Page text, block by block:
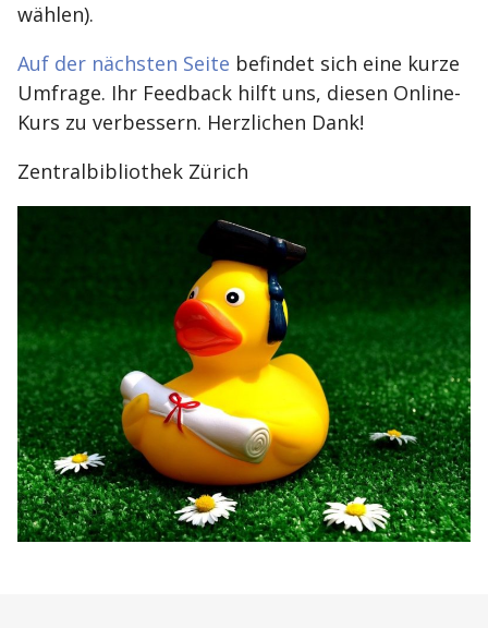
wählen).
Auf der nächsten Seite befindet sich eine kurze
Umfrage. Ihr Feedback hilft uns, diesen Online-
Kurs zu verbessern. Herzlichen Dank!
Zentralbibliothek Zürich